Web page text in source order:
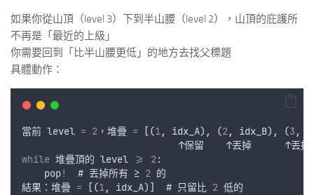
如果你從山頂（level 3）下到半山腰（level 2），山頂的庇護所
不再是「最近的上級」
你需要回到「比半山腰更低」的地方去找父標題
具體動作：
當前 level = 2 ， 堆疊 = [(1, idx_A) , (2, idx_B) , (3 ,
                            ↑
保留
    ↑
丟掉
      ↑
丟掉
while 堆疊頂的 level >= 2:
pop!
  #
丟掉所有 ≥ 2 的
結果 ： 堆疊 = [(1, idx_A)]  # 只留比 2 低的